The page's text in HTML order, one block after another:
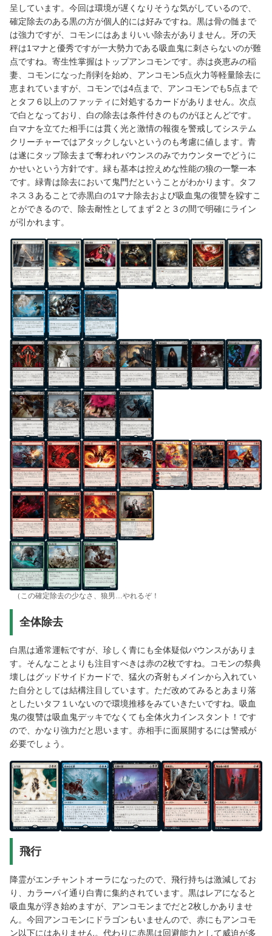
呈しています。今回は環境が遅くなりそうな気がしているので、
確定除去のある黒の方が個人的には好みですね。黒は骨の髄まで
は強力ですが、コモンにはあまりいい除去がありません。牙の天
秤は1マナと優秀ですが一大勢力である吸血鬼に刺さらないのが難
点ですね。寄生性掌握はトップアンコモンです。赤は炎恵みの稲
妻、コモンになった削剥を始め、アンコモン5点火力等軽量除去に
恵まれていますが、コモンでは4点まで、アンコモンでも5点まで
とタフ６以上のファッティに対処するカードがありません。次点
で白となっており、白の除去は条件付きのものがほとんどです。
白マナを立てた相手には貫く光と激情の報復を警戒してシステム
クリーチャーではアタックしないというのも考慮に値します。青
は遂にタップ除去まで奪われバウンスのみでカウンターでどうに
かせいという方針です。緑も基本は控えめな性能の狼の一撃一本
です。緑青は除去において鬼門だということがわかります。タフ
ネス３あることで赤黒白の1マナ除去および吸血鬼の復讐を躱すこ
とができるので、除去耐性としてまず２と３の間で明確にライン
が引かれます。
（この確定除去の少なさ、狼男…やれるぞ！
全体除去
白黒は通常運転ですが、珍しく青にも全体疑似バウンスがありま
す。そんなことよりも注目すべきは赤の2枚ですね。コモンの祭典
壊しはグッドサイドカードで、猛火の斉射もメインから入れてい
た自分としては結構注目しています。ただ改めてみるとあまり落
としたいタフ１いないので環境推移をみていきたいですね。吸血
鬼の復讐は吸血鬼デッキでなくても全体火力インスタント！です
ので、かなり強力だと思います。赤相手に面展開するには警戒が
必要でしょう。
飛行
降霊がエンチャントオーラになったので、飛行持ちは激減してお
り、カラーパイ通り白青に集約されています。黒はレアになると
吸血鬼が浮き始めますが、アンコモンまでだと2枚しかありませ
ん。今回アンコモンにドラゴンもいませんので、赤にもアンコモ
ン以下にはありません。代わりに赤黒は回避能力として威迫が多